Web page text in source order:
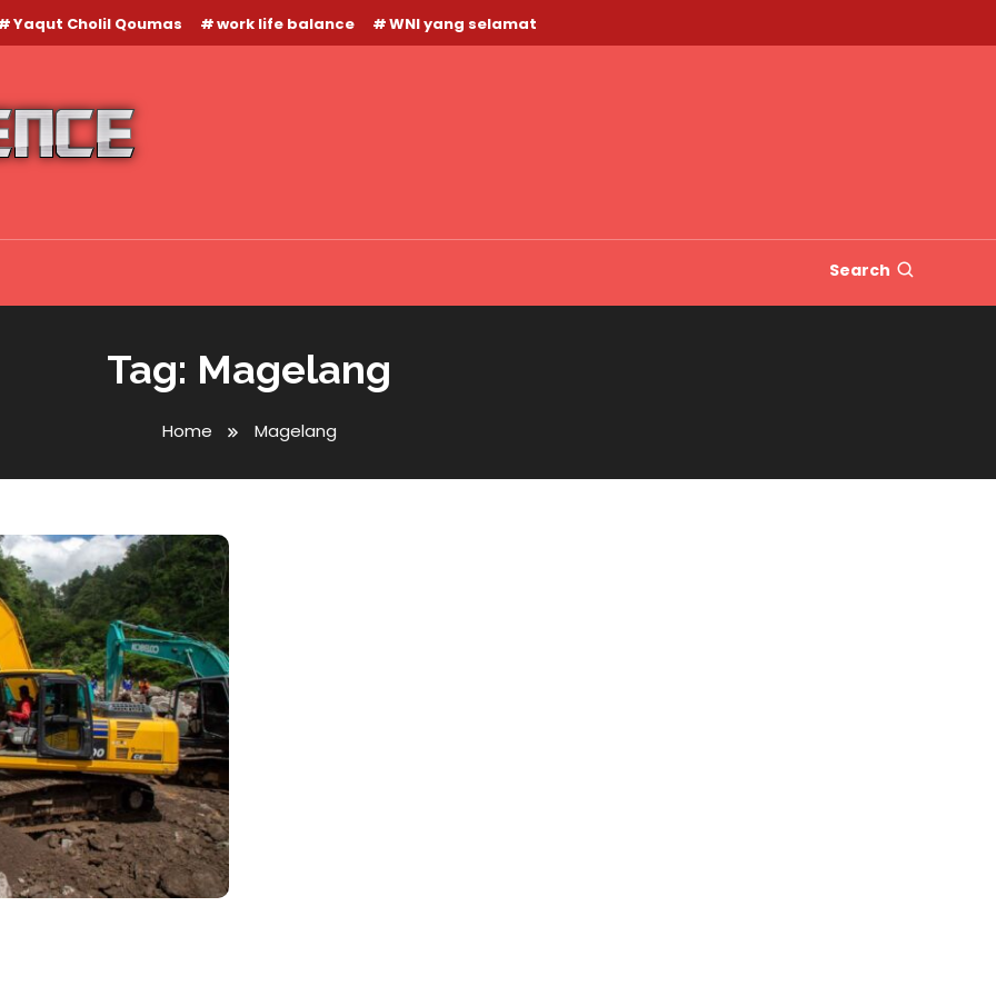
Yaqut Cholil Qoumas work life balance WNI yang selamat
Search
Tag: Magelang
Home Magelang